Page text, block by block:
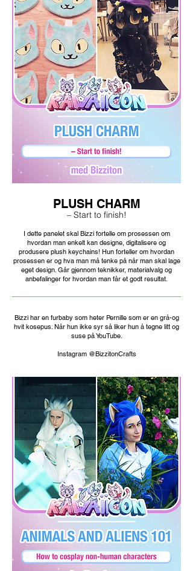
PLUSH CHARM
– Start to finish!
I dette panelet skal Bizzi fortelle om prosessen om
hvordan man enkelt kan designe, digitalisere og
produsere plush keychains! Hun forteller om hvordan
prosessen er og hva man må tenke på når man skal lage
eget design. Går gjennom teknikker, materialvalg og
anbefalinger for hvordan man får et godt resultat.
Bizzi har en furbaby som heter Pernille som er en grå-og
hvit kosepus. Når hun ikke syr så liker hun å tegne litt og
suse på YouTube.
Instagram @BizzitonCrafts